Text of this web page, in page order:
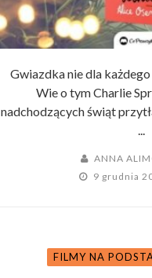
Gwiazdka nie dla
Wie o tym Charlie
nadchodzących świąt
ANNA
9 grudnia
FILMY NA